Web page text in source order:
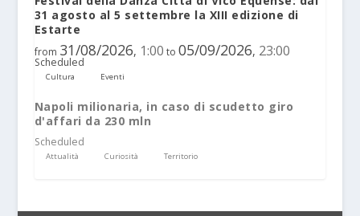
31 agosto al 5 settembre la XIII edizione di
Estarte
from 31/08/2026, 1:00 to 05/09/2026, 23:00
Scheduled
Cultura Eventi
Napoli milionaria, in caso di scudetto giro
d'affari da 230 mln
Scheduled
Attualità Curiosità Territorio